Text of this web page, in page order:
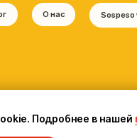
Подробнее в нашей